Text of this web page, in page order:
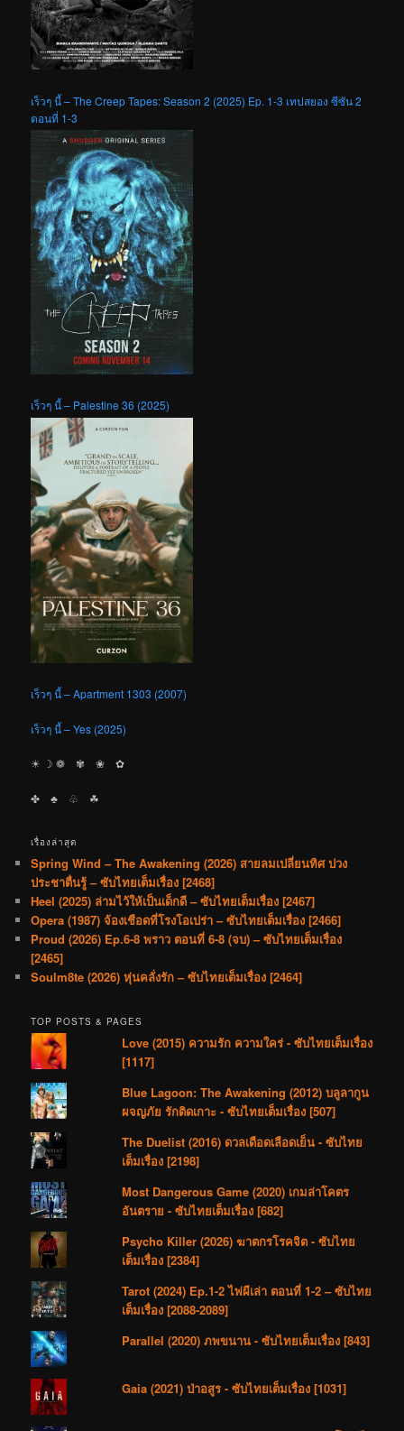
เร็วๆ นี้ – The Creep Tapes: Season 2 (2025) Ep. 1-3 เทปสยอง ซีซัน 2
ตอนที่ 1-3
เร็วๆ นี้ – Palestine 36 (2025)
เร็วๆ นี้ – Apartment 1303 (2007)
เร็วๆ นี้ – Yes (2025)
☀︎ ☽ ❁ ✾ ❀ ✿
✤ ♣︎ ♧ ☘︎
เรื่องล่าสุด
Spring Wind – The Awakening (2026) สายลมเปลี่ยนทิศ ปวง
ประชาตื่นรู้ – ซับไทยเต็มเรื่อง [2468]
Heel (2025) ล่ามไว้ให้เป็นเด็กดี – ซับไทยเต็มเรื่อง [2467]
Opera (1987) จ้องเชือดที่โรงโอเปร่า – ซับไทยเต็มเรื่อง [2466]
Proud (2026) Ep.6-8 พราว ตอนที่ 6-8 (จบ) – ซับไทยเต็มเรื่อง
[2465]
Soulm8te (2026) หุ่นคลั่งรัก – ซับไทยเต็มเรื่อง [2464]
TOP POSTS & PAGES
Love (2015) ความรัก ความใคร่ - ซับไทยเต็มเรื่อง
[1117]
Blue Lagoon: The Awakening (2012) บลูลากูน
ผจญภัย รักติดเกาะ - ซับไทยเต็มเรื่อง [507]
The Duelist (2016) ดวลเดือดเลือดเย็น - ซับไทย
เต็มเรื่อง [2198]
Most Dangerous Game (2020) เกมล่าโคตร
อันตราย - ซับไทยเต็มเรื่อง [682]
Psycho Killer (2026) ฆาตกรโรคจิต - ซับไทย
เต็มเรื่อง [2384]
Tarot (2024) Ep.1-2 ไพ่ผีเล่า ตอนที่ 1-2 – ซับไทย
เต็มเรื่อง [2088-2089]
Parallel (2020) ภพขนาน - ซับไทยเต็มเรื่อง [843]
Gaia (2021) ป่าอสูร - ซับไทยเต็มเรื่อง [1031]